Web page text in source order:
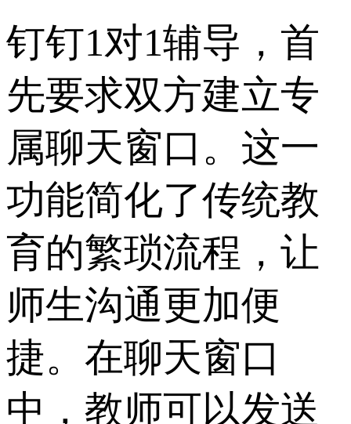
钉钉1对1辅导，首
先要求双方建立专
属聊天窗口。这一
功能简化了传统教
育的繁琐流程，让
师生沟通更加便
捷。在聊天窗口
中，教师可以发送